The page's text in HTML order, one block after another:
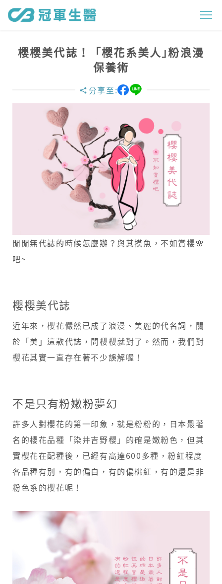
櫻
櫻
美
代
！
｣
粉
漫
保
養
術
櫻櫻美代誌！「櫻花系美人｣粉浪漫
保養術
分享至:
閒閒無代誌的時候怎麼辦？與其摸魚，不如賞櫻🌸
吧~
櫻櫻美代誌
近年來，櫻花儼然已成了浪漫、美麗的代名詞，關
於「美」這款代誌，問櫻櫻就對了。然而，我們對
櫻花其實一直存在著不少誤解喔！
不是只有粉嫩粉夢幻
許多人對櫻花的第一印象，就是粉粉的，日本最著
名的櫻花品種「染井吉野櫻」的確是嫩粉色，但其
實櫻花在配種後，已經有高達600多種，粉紅程度
各品種有別，有的偏白，有的偏桃紅，有的還是非
粉色系的櫻花呢！